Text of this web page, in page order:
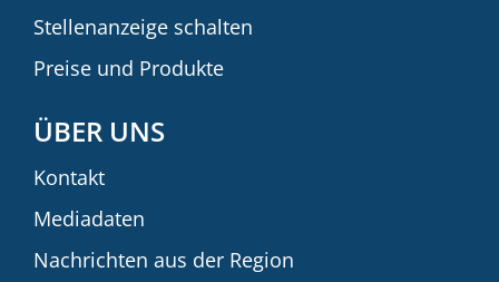
Stellenanzeige schalten
Preise und Produkte
ÜBER UNS
Kontakt
Mediadaten
Nachrichten aus der Region